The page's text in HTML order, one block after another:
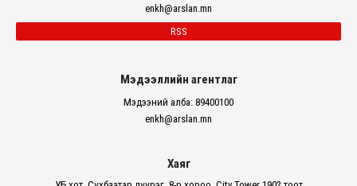
enkh@arslan.mn
RSS
Мэдээллийн агентлаг
Мэдээний алба: 89400100
enkh@arslan.mn
Хаяг